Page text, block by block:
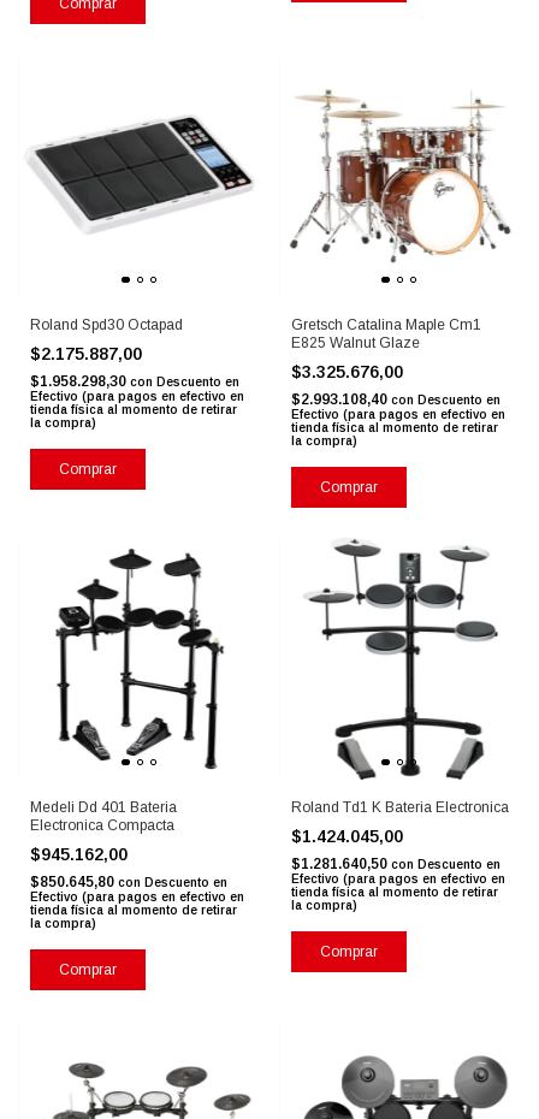
Comprar
Roland Spd30 Octapad
$2.175.887,00
$1.958.298,30 con Descuento en
Efectivo (para pagos en efectivo en
tienda física al momento de retirar
la compra)
Gretsch Catalina Maple Cm1
E825 Walnut Glaze
$3.325.676,00
$2.993.108,40 con Descuento en
Efectivo (para pagos en efectivo en
tienda física al momento de retirar
la compra)
Comprar
Medeli Dd 401 Bateria
Electronica Compacta
$945.162,00
$850.645,80 con Descuento en
Efectivo (para pagos en efectivo en
tienda física al momento de retirar
la compra)
Comprar
Roland Td1 K Bateria Electronica
$1.424.045,00
$1.281.640,50 con Descuento en
Efectivo (para pagos en efectivo en
tienda física al momento de retirar
la compra)